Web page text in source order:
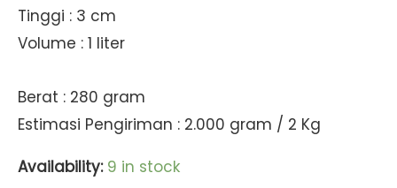
Tinggi : 3 cm
Volume : 1 liter
Berat : 280 gram
Estimasi Pengiriman : 2.000 gram / 2 Kg
Availability: 9 in stock